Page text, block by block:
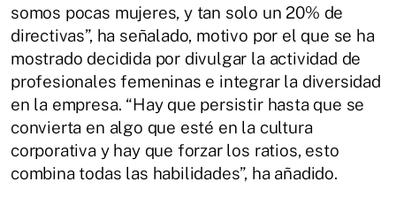
somos pocas mujeres, y tan solo un 20% de
directivas”, ha señalado, motivo por el que se ha
mostrado decidida por divulgar la actividad de
profesionales femeninas e integrar la diversidad
en la empresa. “Hay que persistir hasta que se
convierta en algo que esté en la cultura
corporativa y hay que forzar los ratios, esto
combina todas las habilidades”, ha añadido.